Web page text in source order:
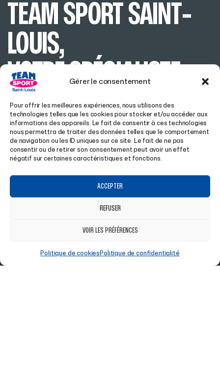
Gérer le consentement
Pour offrir les meilleures expériences, nous utilisons des
technologies telles que les cookies pour stocker et/ou accéder aux
informations des appareils. Le fait de consentir à ces technologies
nous permettra de traiter des données telles que le comportement
de navigation ou les ID uniques sur ce site. Le fait de ne pas
consentir ou de retirer son consentement peut avoir un effet
négatif sur certaines caractéristiques et fonctions.
ACCEPTER
REFUSER
VOIR LES PRÉFÉRENCES
Politique de cookiesPolitique de confidentialité
TEAM SPORT SAINT-
LOUIS,
VOTRE SPÉCIALISTE
SPORT & SKI EN
ALSACE
Achetez vos articles de sport en ligne ou en Click &
Collect dans notre magasin !
BOUTIQUE
HOMME